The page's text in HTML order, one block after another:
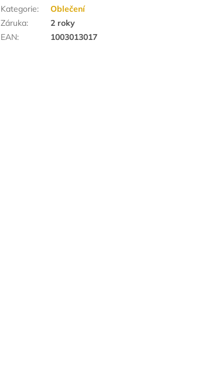
Kategorie:
Oblečení
Záruka:
2 roky
EAN: 1003013017